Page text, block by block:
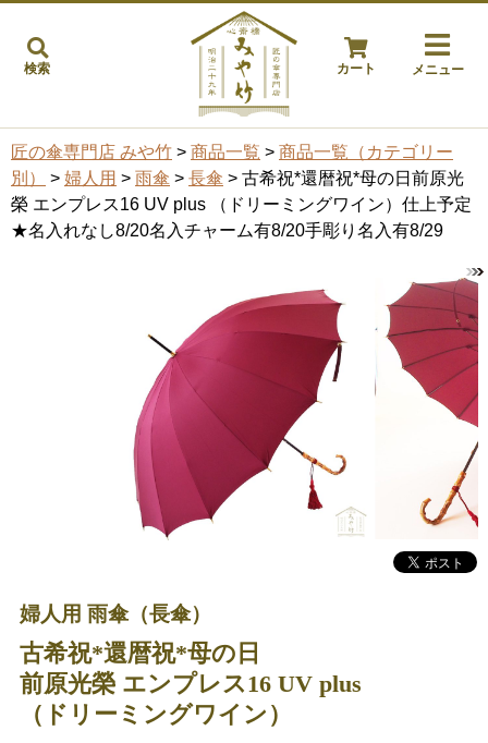
検索 カート メニュー
匠の傘専門店 みや竹 > 商品一覧 > 商品一覧（カテゴリー
別）
> 婦人用 > 雨傘 > 長傘 > 古希祝*還暦祝*母の日前原光
榮 エンプレス16 UV plus （ドリーミングワイン）仕上予定
★名入れなし8/20名入チャーム有8/20手彫り名入有8/29
婦人用 雨傘（長傘）
古希祝*還暦祝*母の日
前原光榮 エンプレス16 UV plus
（ドリーミングワイン）